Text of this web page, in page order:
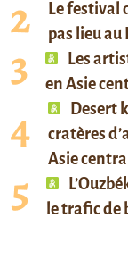
Le festival
pas lieu
Les
en Asie
Desert
cratères
Asie
le trafic de